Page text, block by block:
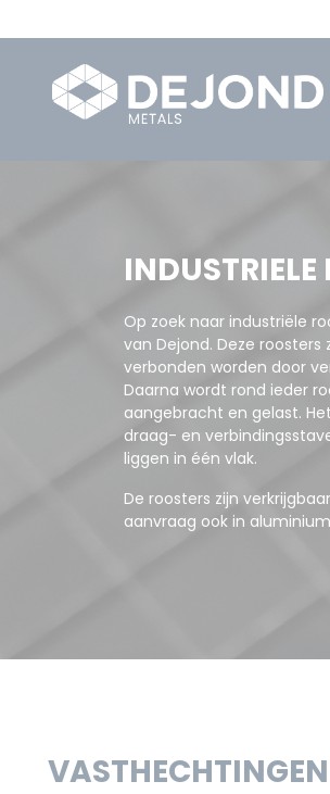
INDUSTRIELE
Op zoek naar industriële
van Dejond. Deze
verbonden worden door
Daarna wordt rond ieder
aangebracht en gelast.
draag- en
liggen in één vlak.
De roosters zijn
aanvraag ook in